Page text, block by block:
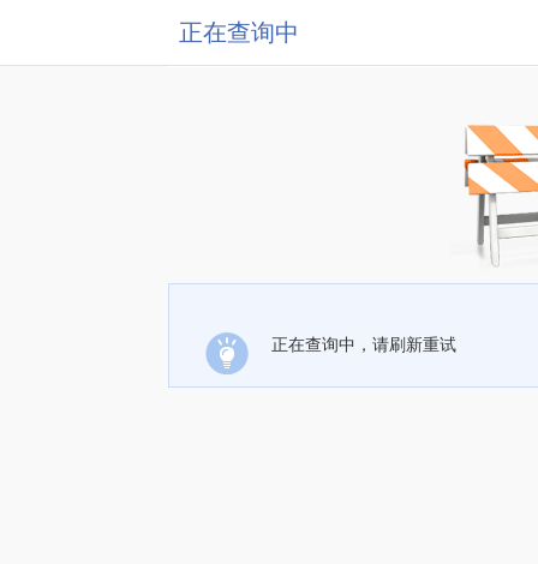
正在查询中
正在查询中，请刷新重试